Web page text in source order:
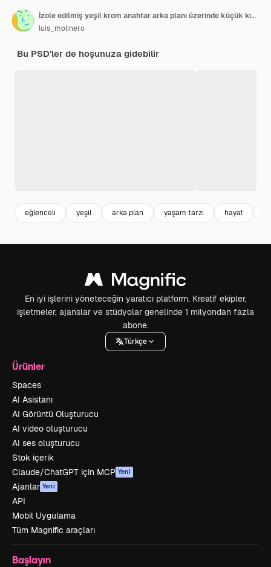
İzole edilmiş yeşil krom anahtar arka planı üzerinde küçük kız, eliyle ağzını kapatarak mutlu ve gülümsüyor
luis_molinero
Bu PSD'ler de hoşunuza gidebilir
eğlenceli yeşil arka plan yaşam tarzı hayat
En iyi işlerini yöneteceğin yaratıcı platform. Kreatif ekipler,
işletmeler, ajanslar ve stüdyolar genelinde 1 milyondan fazla
abone.
Türkçe
Ürünler
Spaces
AI Asistanı
AI Görüntü Oluşturucu
AI video oluşturucu
AI ses oluşturucu
Stok içerik
Claude/ChatGPT için MCP Yeni
Ajanlar Yeni
API
Mobil Uygulama
Tüm Magnific araçları
Başlayın